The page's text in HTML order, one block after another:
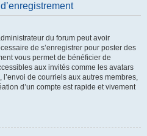
du forum peut avoir
de s’enregistrer pour poster des
vous permet de bénéficier de
aux invités comme les avatars
de courriels aux autres membres,
d’un compte est rapide et vivement